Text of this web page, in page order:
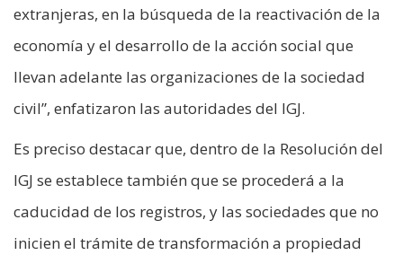
extranjeras, en la búsqueda de la reactivación de la
economía y el desarrollo de la acción social que
llevan adelante las organizaciones de la sociedad
civil”, enfatizaron las autoridades del IGJ.
Es preciso destacar que, dentro de la Resolución del
IGJ se establece también que se procederá a la
caducidad de los registros, y las sociedades que no
inicien el trámite de transformación a propiedad